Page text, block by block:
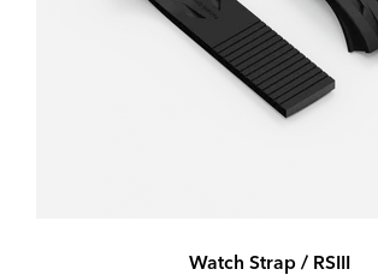
Watch Strap / RSIII